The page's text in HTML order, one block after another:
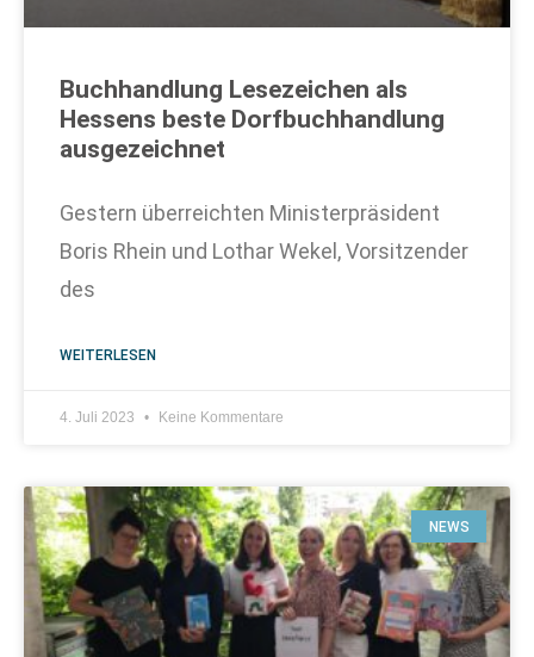
Buchhandlung Lesezeichen als
Hessens beste Dorfbuchhandlung
ausgezeichnet
Gestern überreichten Ministerpräsident
Boris Rhein und Lothar Wekel, Vorsitzender
des
WEITERLESEN
4. Juli 2023 Keine Kommentare
NEWS